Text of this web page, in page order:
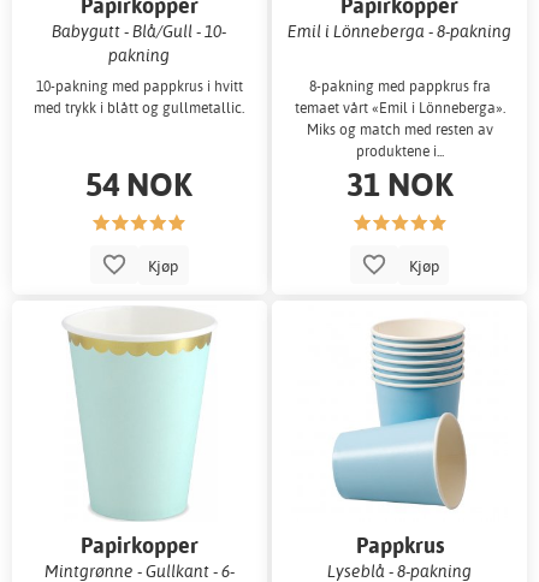
Papirkopper
Babygutt - Blå/Gull - 10-
pakning
10-pakning med pappkrus i hvitt
med trykk i blått og gullmetallic.
54 NOK
Kjøp
Papirkopper
Emil i Lönneberga - 8-pakning
8-pakning med pappkrus fra
temaet vårt «Emil i Lönneberga».
Miks og match med resten av
produktene i...
31 NOK
Kjøp
Papirkopper
Mintgrønne - Gullkant - 6-
Pappkrus
Lyseblå - 8-pakning